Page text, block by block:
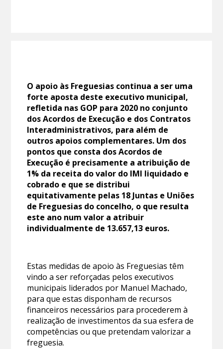
O apoio às Freguesias continua a ser uma
forte aposta deste executivo municipal,
refletida nas GOP para 2020 no conjunto
dos Acordos de Execução e dos Contratos
Interadministrativos, para além de
outros apoios complementares. Um dos
pontos que consta dos Acordos de
Execução é precisamente a atribuição de
1% da receita do valor do IMI liquidado e
cobrado e que se distribui
equitativamente pelas 18 Juntas e Uniões
de Freguesias do concelho, o que resulta
este ano num valor a atribuir
individualmente de 13.657,13 euros.
Estas medidas de apoio às Freguesias têm
vindo a ser reforçadas pelos executivos
municipais liderados por Manuel Machado,
para que estas disponham de recursos
financeiros necessários para procederem à
realização de investimentos da sua esfera de
competências ou que pretendam valorizar a
freguesia.